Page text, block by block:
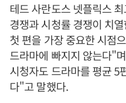
테드 사란도스 넷플릭스
경쟁과 시청률 경쟁이 치
첫 편을 가장 중요한 시점
드라마에 빠지지 않는다"
시청자도 드라마를 평균 5
다"고 말했다.